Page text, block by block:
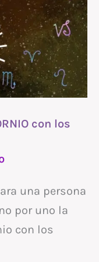
con los
una persona
por uno la
con los